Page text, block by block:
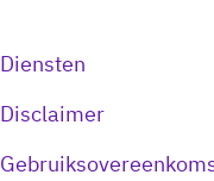
Diensten
Disclaimer